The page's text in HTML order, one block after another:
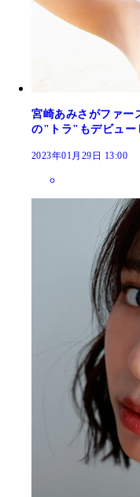
宮崎あみさがファー
の"トラ"もデビュー
2023年01月29日 13:00